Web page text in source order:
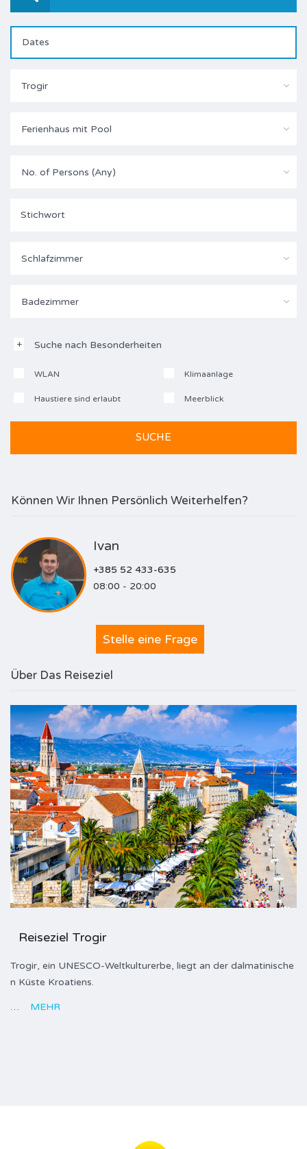
Trogir
Ferienhaus mit Pool
No. of Persons (Any)
Schlafzimmer
Badezimmer
Suche nach Besonderheiten
WLAN Klimaanlage
Haustiere sind erlaubt Meerblick
Können Wir Ihnen Persönlich Weiterhelfen?
Ivan
+385 52 433-635
08:00 - 20:00
Stelle eine Frage
Über Das Reiseziel
Reiseziel Trogir
Trogir, ein UNESCO-Weltkulturerbe, liegt an der dalmatinische
n Küste Kroatiens.
… MEHR